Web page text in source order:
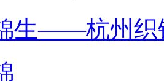
生——杭州织